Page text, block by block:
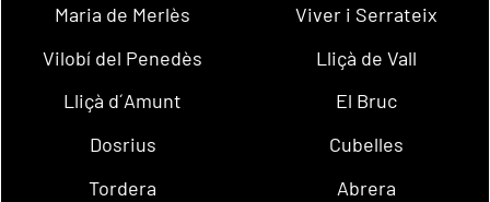
Maria de Merlès
Viver i Serrateix
Vilobí del Penedès
Lliçà de Vall
Lliçà d´Amunt
El Bruc
Dosrius
Cubelles
Tordera
Abrera